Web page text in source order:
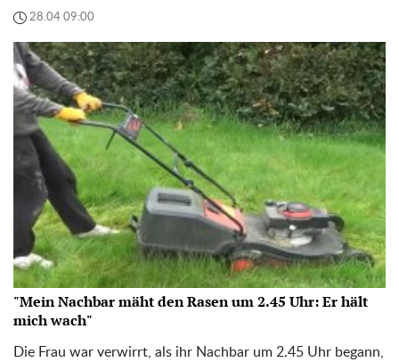
28.04 09:00
"Mein Nachbar mäht den Rasen um 2.45 Uhr: Er hält
mich wach"
Die Frau war verwirrt, als ihr Nachbar um 2.45 Uhr begann,